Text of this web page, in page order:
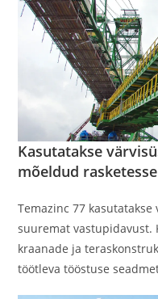
Kasutatakse
mõeldud
Temazinc 77
suuremat vastupidavust.
kraanade ja
töötleva tööstuse